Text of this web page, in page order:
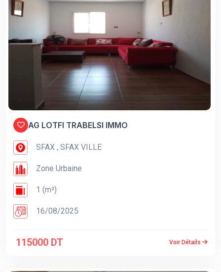
AG LOTFI TRABELSI IMMO
SFAX , SFAX VILLE
Zone Urbaine
1 (m²)
16/08/2025
115000 DT Voir Détails